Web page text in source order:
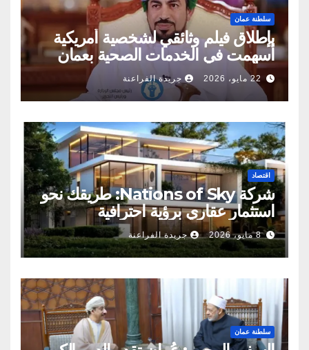
سلطنة عمان
بإطلاق فيلم وثائقي لشخصية أمريكية
أسهمت في الخدمات الصحية بعمان
22 مايو، 2026 جريدة الفراعنة
اقتصاد
شركة Nations of Sky: طريقك نحو
استثمار عقاري برؤية احترافية
8 مايو، 2026 جريدة الفراعنة
سلطنة عمان